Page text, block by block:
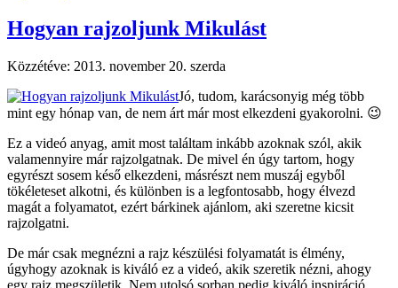
Hogyan rajzoljunk Mikulást
Közzétéve: 2013. november 20. szerda
Jó, tudom, karácsonyig még több
mint egy hónap van, de nem árt már most elkezdeni gyakorolni. 😉
Ez a videó anyag, amit most találtam inkább azoknak szól, akik
valamennyire már rajzolgatnak. De mivel én úgy tartom, hogy
egyrészt sosem késő elkezdeni, másrészt nem muszáj egyből
tökéleteset alkotni, és különben is a legfontosabb, hogy élvezd
magát a folyamatot, ezért bárkinek ajánlom, aki szeretne kicsit
rajzolgatni.
De már csak megnézni a rajz készülési folyamatát is élmény,
úgyhogy azoknak is kiváló ez a videó, akik szeretik nézni, ahogy